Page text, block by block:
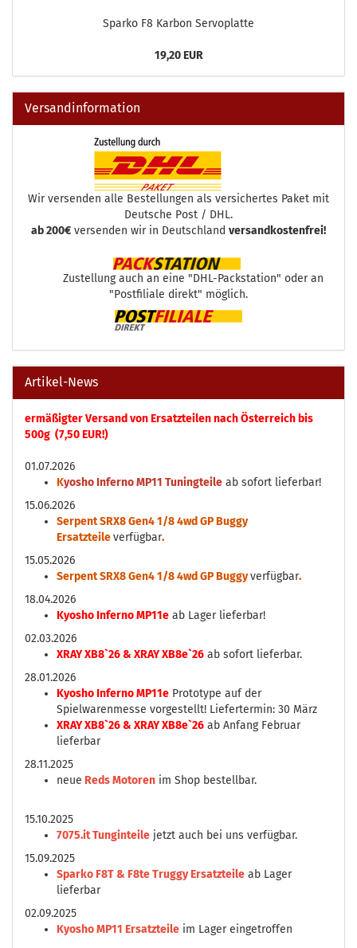
Sparko F8 Karbon Servoplatte
19,20 EUR
Versandinformation
Wir versenden alle Bestellungen als versichertes Paket mit
Deutsche Post / DHL.
ab 200€ versenden wir in Deutschland versandkostenfrei!
Zustellung auch an eine "DHL-Packstation" oder an
"Postfiliale direkt" möglich.
Artikel-News
ermäßigter Versand von Ersatzteilen nach Österreich bis
500g (7,50 EUR!)
01.07.2026
Kyosho Inferno MP11 Tuningteile ab sofort lieferbar!
15.06.2026
Serpent SRX8 Gen4 1/8 4wd GP Buggy
Ersatzteileverfügbar.
15.05.2026
Serpent SRX8 Gen4 1/8 4wd GP Buggyverfügbar.
18.04.2026
Kyosho Inferno MP11e ab Lager lieferbar!
02.03.2026
XRAY XB8`26 & XRAY XB8e`26 ab sofort lieferbar.
28.01.2026
Kyosho Inferno MP11e Prototype auf der
Spielwarenmesse vorgestellt! Liefertermin: 30 März
XRAY XB8`26 & XRAY XB8e`26 ab Anfang Februar
lieferbar
28.11.2025
neue Reds Motoren im Shop bestellbar.
15.10.2025
7075.it Tunginteile jetzt auch bei uns verfügbar.
15.09.2025
Sparko F8T & F8te Truggy Ersatzteile ab Lager
lieferbar
02.09.2025
Kyosho MP11 Ersatzteile im Lager eingetroffen